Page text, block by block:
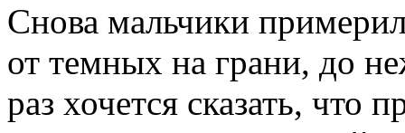
Снова мальчики
от темных на грани, до
раз хочется сказать, что